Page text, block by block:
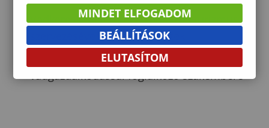
Vadkereskedelemmel, vadászati turizmus
szervezésével foglalkozó cégek
Nemzeti park igazgatóságok
vadgazdálkodással foglalkozó szakembere
MINDET ELFOGADOM
BEÁLLÍTÁSOK
ELUTASÍTOM